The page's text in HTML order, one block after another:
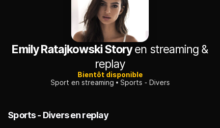
Emily Ratajkowski Storyen streaming &
replay
Bientôt disponible
Sport en streaming
Sports - Divers
Sports - Divers en replay